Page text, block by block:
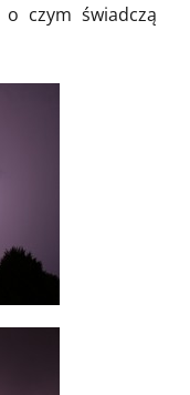
czym świadczą